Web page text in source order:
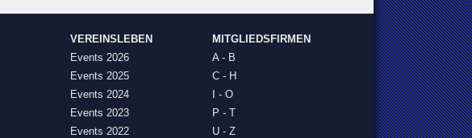
VEREINSLEBEN
Events 2026
Events 2025
Events 2024
Events 2023
Events 2022
MITGLIEDSFIRMEN
A - B
C - H
I - O
P - T
U - Z